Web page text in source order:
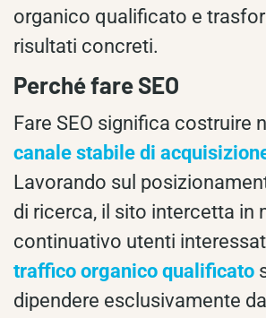
organico qualificato e
risultati concreti.
Perché fare SEO
Fare SEO significa costruire
canale stabile di
Lavorando sul
di ricerca, il sito intercetta in
continuativo utenti
traffico organico qualificato
dipendere esclusivamente